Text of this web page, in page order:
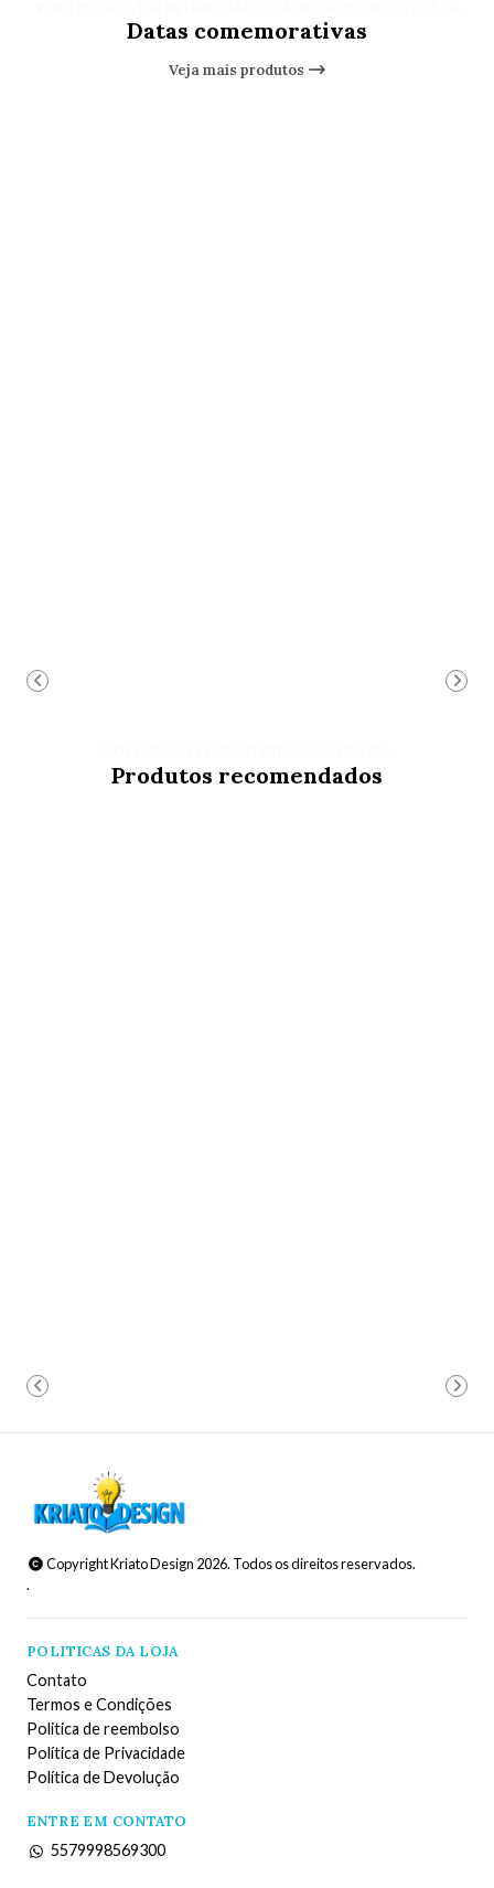
Datas comemorativas
Veja mais produtos
Produtos recomendados
Copyright Kriato Design 2026. Todos os direitos reservados.
.
POLITICAS DA LOJA
Contato
Termos e Condições
Politica de reembolso
Política de Privacidade
Política de Devolução
ENTRE EM CONTATO
5579998569300